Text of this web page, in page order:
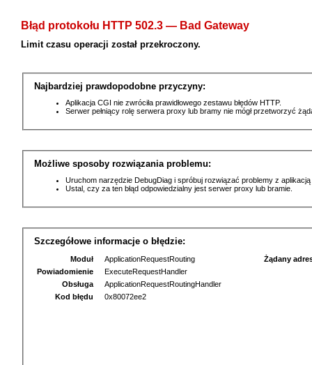
Błąd protokołu HTTP 502.3 — Bad Gateway
Limit czasu operacji został przekroczony.
Najbardziej prawdopodobne przyczyny:
Aplikacja CGI nie zwróciła prawidłowego zestawu błędów HTTP.
Serwer pełniący rolę serwera proxy lub bramy nie mógł przetworzyć
Możliwe sposoby rozwiązania problemu:
Uruchom narzędzie DebugDiag i spróbuj rozwiązać problemy z
Ustal, czy za ten błąd odpowiedzialny jest serwer proxy lub bramie.
Szczegółowe informacje o błędzie:
Moduł
ApplicationRequestRouting
Powiadomienie
ExecuteRequestHandler
Obsługa
ApplicationRequestRoutingHandler
Kod błędu
0x80072ee2
Żądany